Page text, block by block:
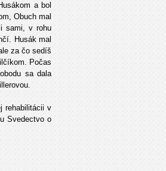
a bol
Obuch mal
sami, v rohu
Husák mal
za čo sedíš
Počas
sa dala
rehabilitácii v
Svedectvo o